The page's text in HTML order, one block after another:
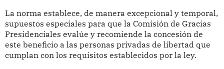
La norma establece, de manera excepcional y temporal,
supuestos especiales para que la Comisión de Gracias
Presidenciales evalúe y recomiende la concesión de
este beneficio a las personas privadas de libertad que
cumplan con los requisitos establecidos por la ley.